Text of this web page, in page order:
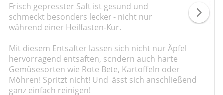
Frisch gepresster Saft ist gesund und
schmeckt besonders lecker - nicht nur
während einer Heilfasten-Kur.
Mit diesem Entsafter lassen sich nicht nur Äpfel
hervorragend entsaften, sondern auch harte
Gemüsesorten wie Rote Bete, Kartoffeln oder
Möhren! Spritzt nicht! Und lässt sich anschließend
ganz einfach reinigen!